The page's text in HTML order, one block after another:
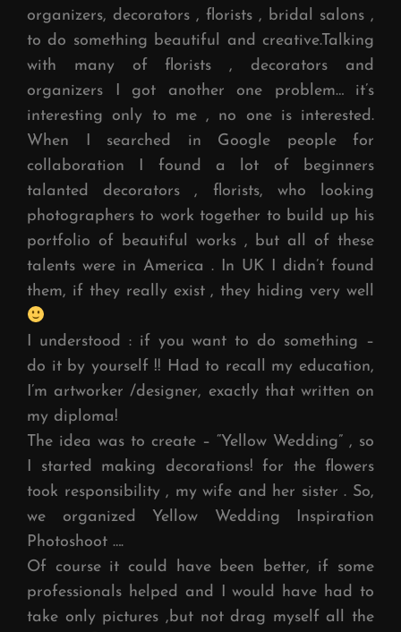
organizers, decorators , florists , bridal salons ,
to do something beautiful and creative.Talking
with many of florists , decorators and
organizers I got another one problem… it’s
interesting only to me , no one is interested.
When I searched in Google people for
collaboration I found a lot of beginners
talanted decorators , florists, who looking
photographers to work together to build up his
portfolio of beautiful works , but all of these
talents were in America . In UK I didn’t found
them, if they really exist , they hiding very well
I understood : if you want to do something –
do it by yourself !! Had to recall my education,
I’m artworker /designer, exactly that written on
my diploma!
The idea was to create – “Yellow Wedding” , so
I started making decorations! for the flowers
took responsibility , my wife and her sister . So,
we organized Yellow Wedding Inspiration
Photoshoot ….
Of course it could have been better, if some
professionals helped and I would have had to
take only pictures ,but not drag myself all the